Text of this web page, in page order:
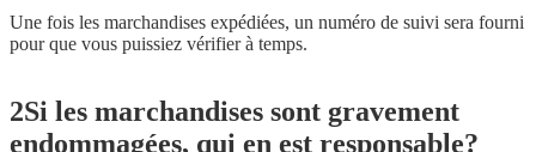
Une fois les marchandises expédiées, un numéro de suivi sera fourni
pour que vous puissiez vérifier à temps.
2Si les marchandises sont gravement
endommagées, qui en est responsable?